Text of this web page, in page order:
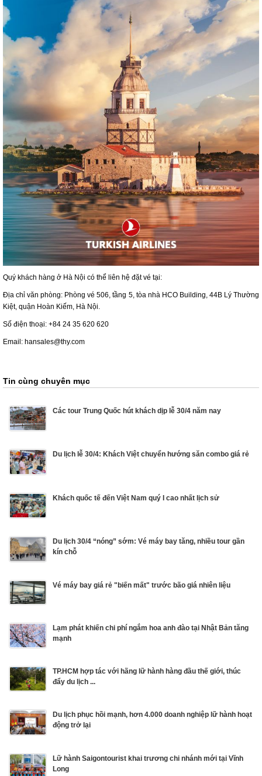
Quý khách hàng ở Hà Nội có thể liên hệ đặt vé tại:
Địa chỉ văn phòng: Phòng vé 506, tầng 5, tòa nhà HCO Building, 44B Lý Thường
Kiệt, quận Hoàn Kiếm, Hà Nội.
Số điện thoại: +84 24 35 620 620
Email: hansales@thy.com
Tin cùng chuyên mục
Các tour Trung Quốc hút khách dịp lễ 30/4 năm nay
Du lịch lễ 30/4: Khách Việt chuyển hướng săn combo giá rẻ
Khách quốc tế đến Việt Nam quý I cao nhất lịch sử
Du lịch 30/4 “nóng” sớm: Vé máy bay tăng, nhiều tour gần
kín chỗ
Vé máy bay giá rẻ "biến mất" trước bão giá nhiên liệu
Lạm phát khiến chi phí ngắm hoa anh đào tại Nhật Bản tăng
mạnh
TP.HCM hợp tác với hãng lữ hành hàng đầu thế giới, thúc
đẩy du lịch ...
Du lịch phục hồi mạnh, hơn 4.000 doanh nghiệp lữ hành hoạt
động trở lại
Lữ hành Saigontourist khai trương chi nhánh mới tại Vĩnh
Long